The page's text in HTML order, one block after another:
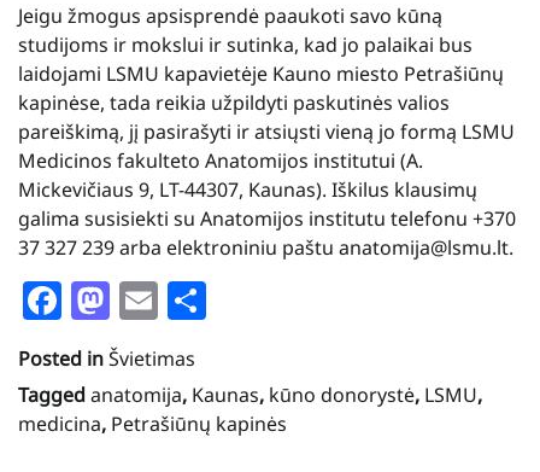
Jeigu žmogus apsisprendė paaukoti savo kūną
studijoms ir mokslui ir sutinka, kad jo palaikai bus
laidojami LSMU kapavietėje Kauno miesto Petrašiūnų
kapinėse, tada reikia užpildyti paskutinės valios
pareiškimą, jį pasirašyti ir atsiųsti vieną jo formą LSMU
Medicinos fakulteto Anatomijos institutui (A.
Mickevičiaus 9, LT-44307, Kaunas). Iškilus klausimų
galima susisiekti su Anatomijos institutu telefonu +370
37 327 239 arba elektroniniu paštu anatomija@lsmu.lt.
Facebook
Mastodon
Email
Posted inŠvietimas
Taggedanatomija, Kaunas, kūno donorystė, LSMU,
medicina, Petrašiūnų kapinės